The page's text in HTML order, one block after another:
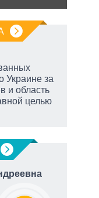
Украине за
и область
целью